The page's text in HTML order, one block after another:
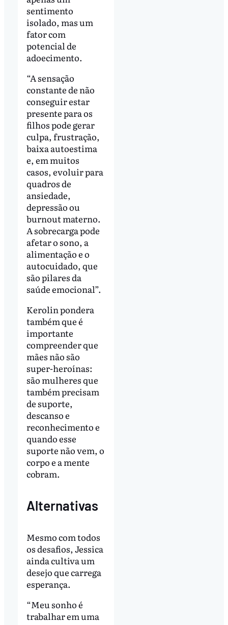
sentimento
isolado, mas um
fator com
potencial de
adoecimento.
“A sensação
constante de não
conseguir estar
presente para os
filhos pode gerar
culpa, frustração,
baixa autoestima
e, em muitos
casos, evoluir para
quadros de
ansiedade,
depressão ou
burnout materno.
A sobrecarga pode
afetar o sono, a
alimentação e o
autocuidado, que
são pilares da
saúde emocional”.
Kerolin pondera
também que é
importante
compreender que
mães não são
super-heroínas:
são mulheres que
também precisam
de suporte,
descanso e
reconhecimento e
quando esse
suporte não vem, o
corpo e a mente
cobram.
Alternativas
Mesmo com todos
os desafios, Jessica
ainda cultiva um
desejo que carrega
esperança.
“Meu sonho é
trabalhar em uma